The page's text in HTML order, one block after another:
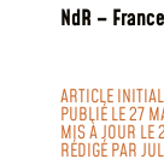
NdR –
ARTICLE
PUBLIÉ LE 27
MIS À JOUR
RÉDIGÉ PAR